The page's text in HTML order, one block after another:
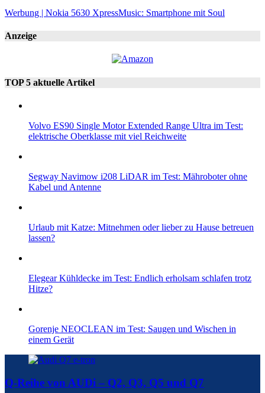
Werbung | Nokia 5630 XpressMusic: Smartphone mit Soul
Anzeige
TOP 5 aktuelle Artikel
Volvo ES90 Single Motor Extended Range Ultra im Test:
elektrische Oberklasse mit viel Reichweite
Segway Navimow i208 LiDAR im Test: Mähroboter ohne
Kabel und Antenne
Urlaub mit Katze: Mitnehmen oder lieber zu Hause betreuen
lassen?
Elegear Kühldecke im Test: Endlich erholsam schlafen trotz
Hitze?
Gorenje NEOCLEAN im Test: Saugen und Wischen in
einem Gerät
Q-Reihe von AUDi – Q2, Q3, Q5 und Q7